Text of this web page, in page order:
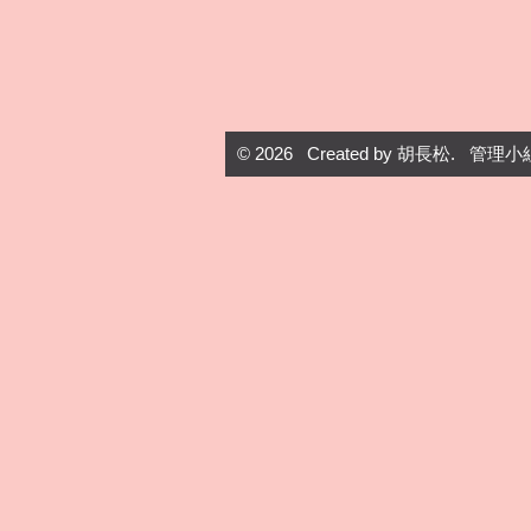
© 2026 Created by 胡長松. 管理小